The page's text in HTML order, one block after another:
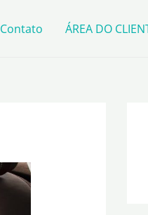
Contato ÁREA DO